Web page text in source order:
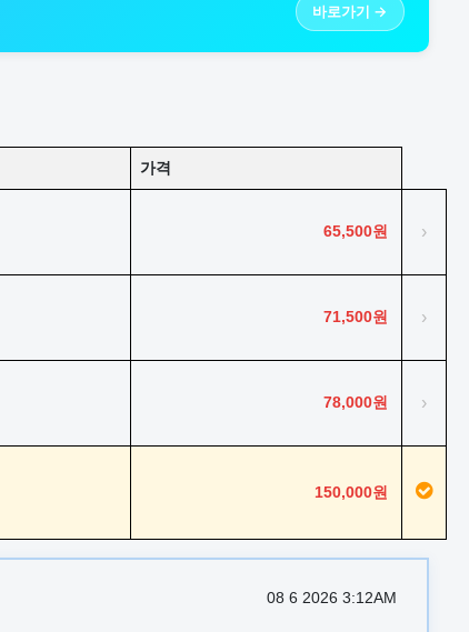
바로가기 →
가격
65,500원 ›
71,500원 ›
78,000원 ›
150,000원
08 6 2026 3:12AM